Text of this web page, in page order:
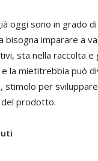
oggi sono in grado
bisogna imparare a
sta nella raccolta e
e la mietitrebbia può
stimolo per
del prodotto.